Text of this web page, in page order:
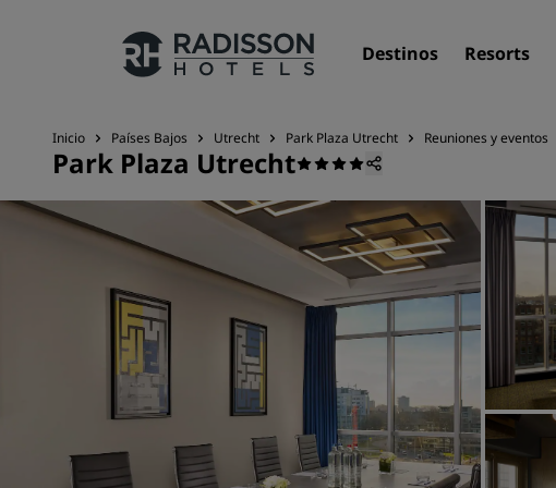
Destinos Resorts
Nuestras marcas
Marcas de Radisson Hotels
Inicio Países Bajos Utrecht Park Plaza Utrecht Reuniones y eventos
Park Plaza Utrecht